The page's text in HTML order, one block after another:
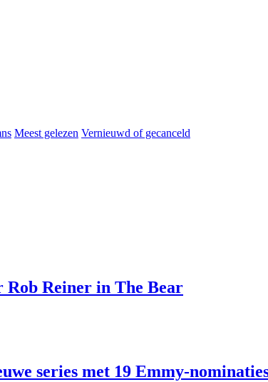
Meest gelezen Vernieuwd of gecanceld
Rob Reiner in The Bear
series met 19 Emmy-